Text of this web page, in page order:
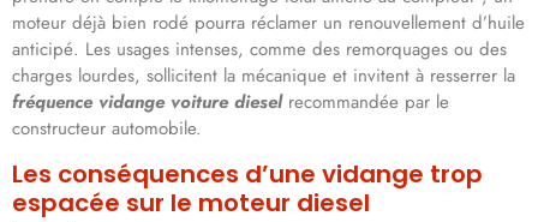
moteur déjà bien rodé pourra réclamer un renouvellement d’huile
anticipé. Les usages intenses, comme des remorquages ou des
charges lourdes, sollicitent la mécanique et invitent à resserrer la
fréquence vidange voiture dieselrecommandée par le
constructeur automobile.
Les conséquences d’une vidange trop
espacée sur le moteur diesel